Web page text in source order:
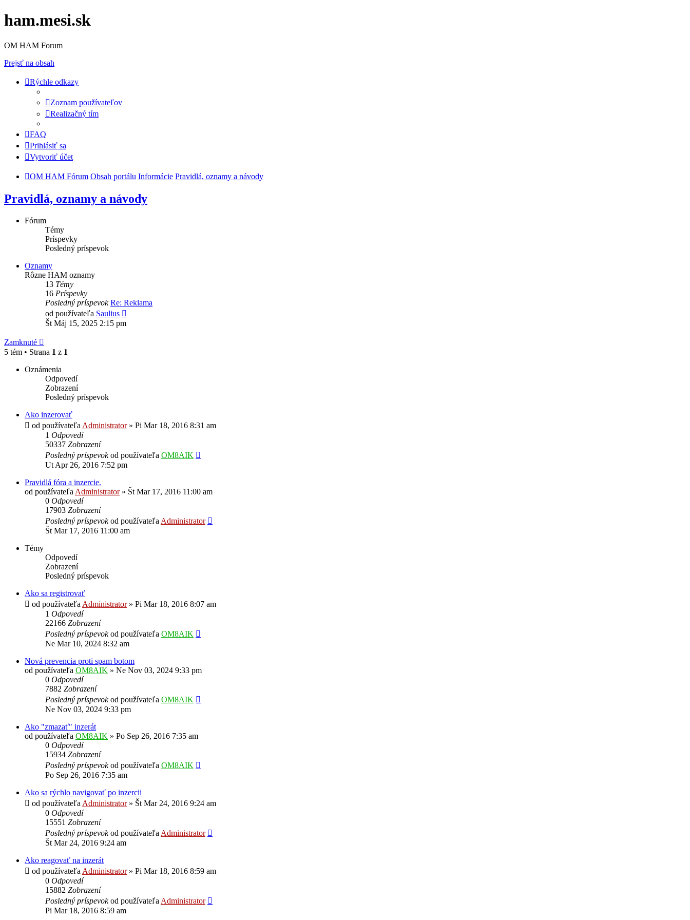
ham.mesi.sk
OM HAM Forum
Prejsť na obsah
Rýchle odkazy
Zoznam používateľov
Realizačný tím
FAQ
Prihlásiť sa
Vytvoriť účet
OM HAM Fórum Obsah portálu Informácie Pravidlá, oznamy a návody
Pravidlá, oznamy a návody
Fórum
Témy
Príspevky
Posledný príspevok
Oznamy
Rôzne HAM oznamy
13 Témy
16 Príspevky
Posledný príspevok Re: Reklama
od používateľa Saulius
Št Máj 15, 2025 2:15 pm
Zamknuté
5 tém • Strana 1 z 1
Oznámenia
Odpovedí
Zobrazení
Posledný príspevok
Ako inzerovať
od používateľa Administrator» Pi Mar 18, 2016 8:31 am
1 Odpovedí
50337 Zobrazení
Posledný príspevokod používateľa OM8AIK
Ut Apr 26, 2016 7:52 pm
Pravidlá fóra a inzercie.
od používateľa Administrator» Št Mar 17, 2016 11:00 am
0 Odpovedí
17903 Zobrazení
Posledný príspevokod používateľa Administrator
Št Mar 17, 2016 11:00 am
Témy
Odpovedí
Zobrazení
Posledný príspevok
Ako sa registrovať
od používateľa Administrator» Pi Mar 18, 2016 8:07 am
1 Odpovedí
22166 Zobrazení
Posledný príspevokod používateľa OM8AIK
Ne Mar 10, 2024 8:32 am
Nová prevencia proti spam botom
od používateľa OM8AIK » Ne Nov 03, 2024 9:33 pm
0 Odpovedí
7882 Zobrazení
Posledný príspevokod používateľa OM8AIK
Ne Nov 03, 2024 9:33 pm
Ako "zmazať" inzerát
od používateľa OM8AIK » Po Sep 26, 2016 7:35 am
0 Odpovedí
15934 Zobrazení
Posledný príspevokod používateľa OM8AIK
Po Sep 26, 2016 7:35 am
Ako sa rýchlo navigovať po inzercii
od používateľa Administrator» Št Mar 24, 2016 9:24 am
0 Odpovedí
15551 Zobrazení
Posledný príspevokod používateľa Administrator
Št Mar 24, 2016 9:24 am
Ako reagovať na inzerát
od používateľa Administrator» Pi Mar 18, 2016 8:59 am
0 Odpovedí
15882 Zobrazení
Posledný príspevokod používateľa Administrator
Pi Mar 18, 2016 8:59 am